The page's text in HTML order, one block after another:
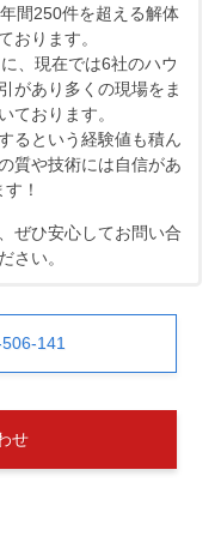
間250件を超える解体
おります。
、現在では6社のハウ
があり多くの現場をま
ております。
るという経験値も積ん
質や技術には自信があ
す！
ぜひ安心してお問い合
さい。
141
せ